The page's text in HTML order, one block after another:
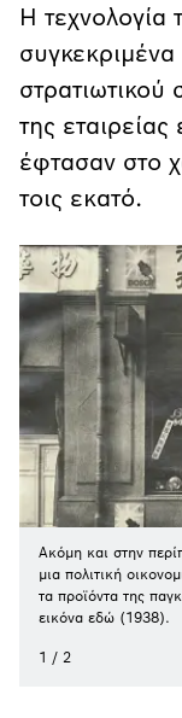
Η τεχνολογία
της
έφτασαν στο
τοις εκατό.
Ακόμη και στην
μια πολιτική
τα προϊόντα της
εικόνα εδώ (1938).
1 / 2